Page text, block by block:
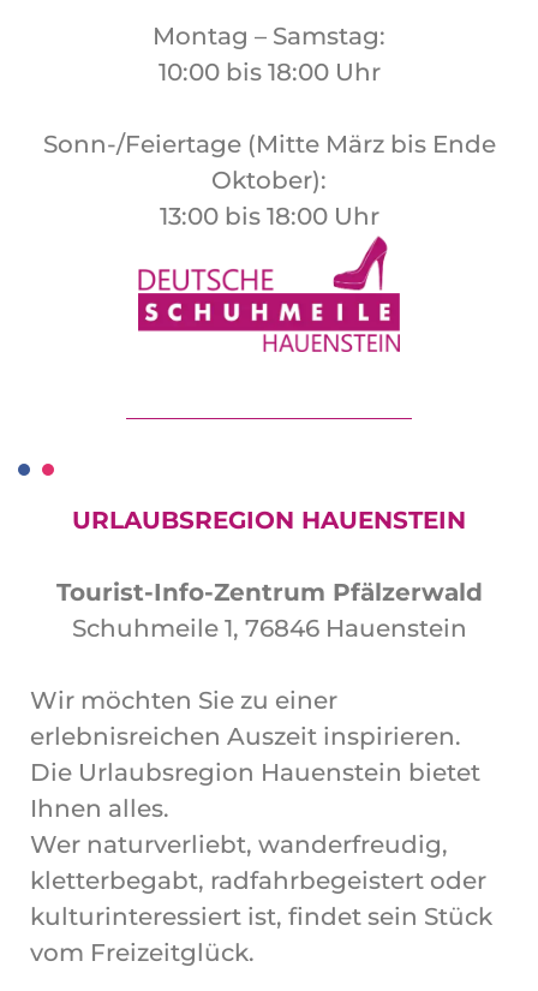
Montag – Samstag:
10:00 bis 18:00 Uhr
Sonn-/Feiertage (Mitte März bis Ende
Oktober):
13:00 bis 18:00 Uhr
URLAUBSREGION HAUENSTEIN
Tourist-Info-Zentrum Pfälzerwald
Schuhmeile 1, 76846 Hauenstein
Wir möchten Sie zu einer
erlebnisreichen Auszeit inspirieren.
Die Urlaubsregion Hauenstein bietet
Ihnen alles.
Wer naturverliebt, wanderfreudig,
kletterbegabt, radfahrbegeistert oder
kulturinteressiert ist, findet sein Stück
vom Freizeitglück.